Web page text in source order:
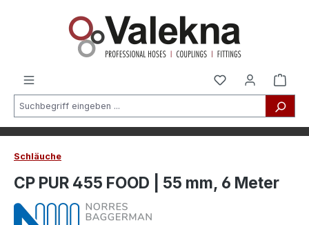
Schläuche
CP PUR 455 FOOD | 55 mm, 6 Meter